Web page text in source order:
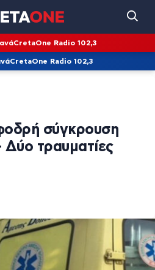
CretaOne Radio 102,3
CretaOne Radio 102,3
σύγκρουση
τραυματίες